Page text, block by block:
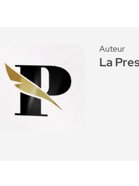
Auteur
La